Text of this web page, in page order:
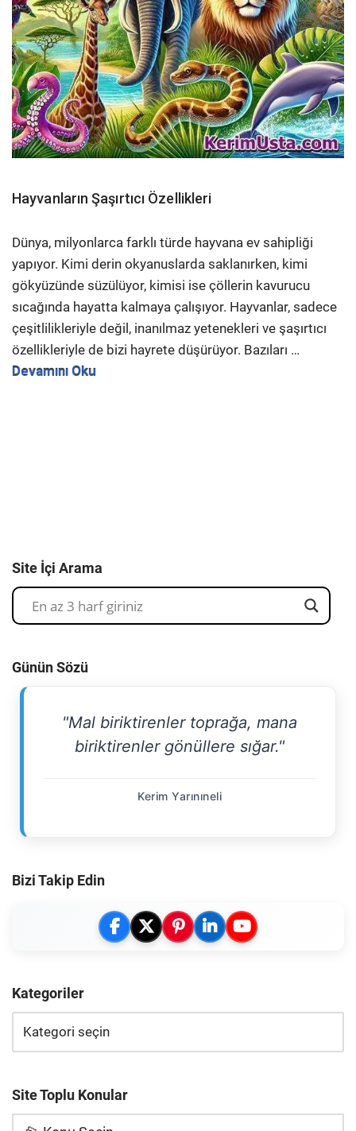
Hayvanların Şaşırtıcı Özellikleri
Dünya, milyonlarca farklı türde hayvana ev sahipliği
yapıyor. Kimi derin okyanuslarda saklanırken, kimi
gökyüzünde süzülüyor, kimisi ise çöllerin kavurucu
sıcağında hayatta kalmaya çalışıyor. Hayvanlar, sadece
çeşitlilikleriyle değil, inanılmaz yetenekleri ve şaşırtıcı
özellikleriyle de bizi hayrete düşürüyor. Bazıları …
Devamını Oku
Site İçi Arama
Günün Sözü
"Mal biriktirenler toprağa, mana
biriktirenler gönüllere sığar."
Kerim Yarınıneli
Bizi Takip Edin
Kategoriler
Site Toplu Konular